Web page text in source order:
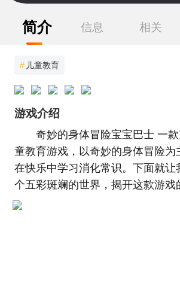
简介 信息 相关
# 儿童教育
游戏介绍
奇妙的身体冒险宝宝巴士 一
童教育游戏，以奇妙的身体冒险为
在快乐中学习消化常识。下面就让
个五彩斑斓的世界，揭开这款游戏